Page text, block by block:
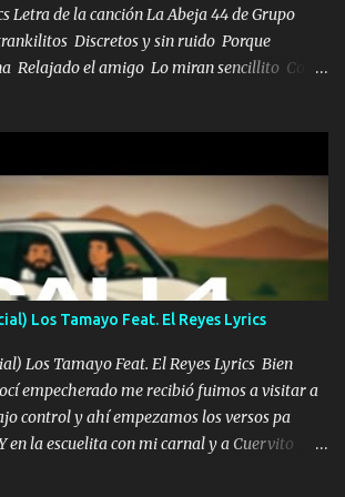
Letra de la canción La Abeja 44 de Grupo
Discretos y sin ruido Porque
Relajado el amigo Lo miran sencillito Con
marciales Y sus guitarras ya van sonando
Para agarrar el vuelo y la mente y
un buen trago Y así es como empezamos
(Music) A vido alta y bajas La carreta
le aflojamos Ya me han pasado cosas Y
sepan Pero la vida es muy corta Hay que
seguir trabajando porque nada es...
Los Tamayo Feat. El Reyes Lyrics
Los Tamayo Feat. El Reyes Lyrics Bien
empecherado me recibió fuimos a visitar a
control y ahí empezamos los versos pa
la escuelita con mi carnal y a Cuervito